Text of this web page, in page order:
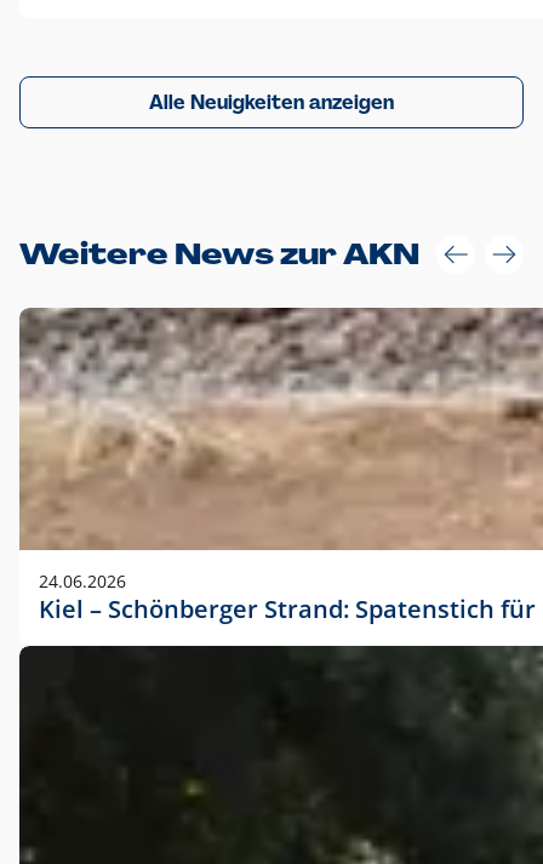
Alle Neuigkeiten anzeigen
Weitere News zur AKN
24.06.2026
Kiel – Schönberger Strand: Spatenstich